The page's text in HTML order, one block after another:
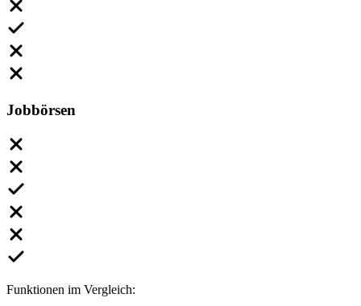
Jobbörsen
Funktionen im Vergleich: